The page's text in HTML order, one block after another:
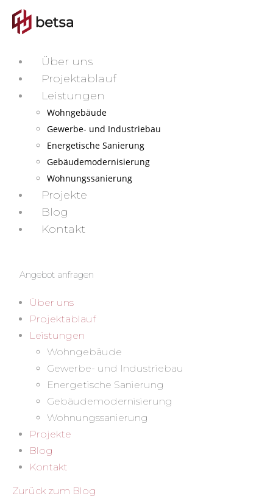
Über uns
Projektablauf
Leistungen
Wohngebäude
Gewerbe- und Industriebau
Energetische Sanierung
Gebäudemodernisierung
Wohnungssanierung
Projekte
Blog
Kontakt
Angebot anfragen
Über uns
Projektablauf
Leistungen
Wohngebäude
Gewerbe- und Industriebau
Energetische Sanierung
Gebäudemodernisierung
Wohnungssanierung
Projekte
Blog
Kontakt
Zurück zum Blog